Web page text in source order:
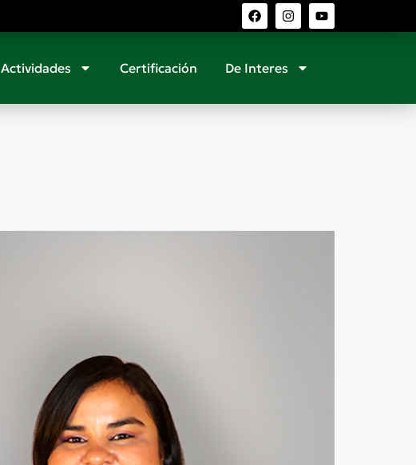
Actividades Certificación De Interes